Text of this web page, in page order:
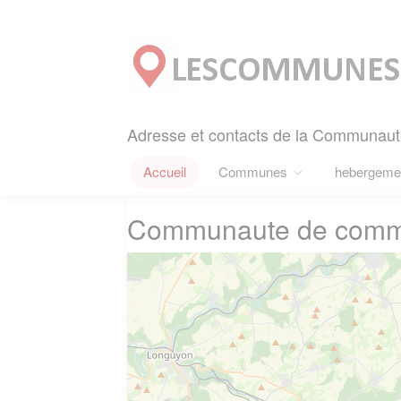
Adresse et contacts de la
Accueil Communes
Communaute de